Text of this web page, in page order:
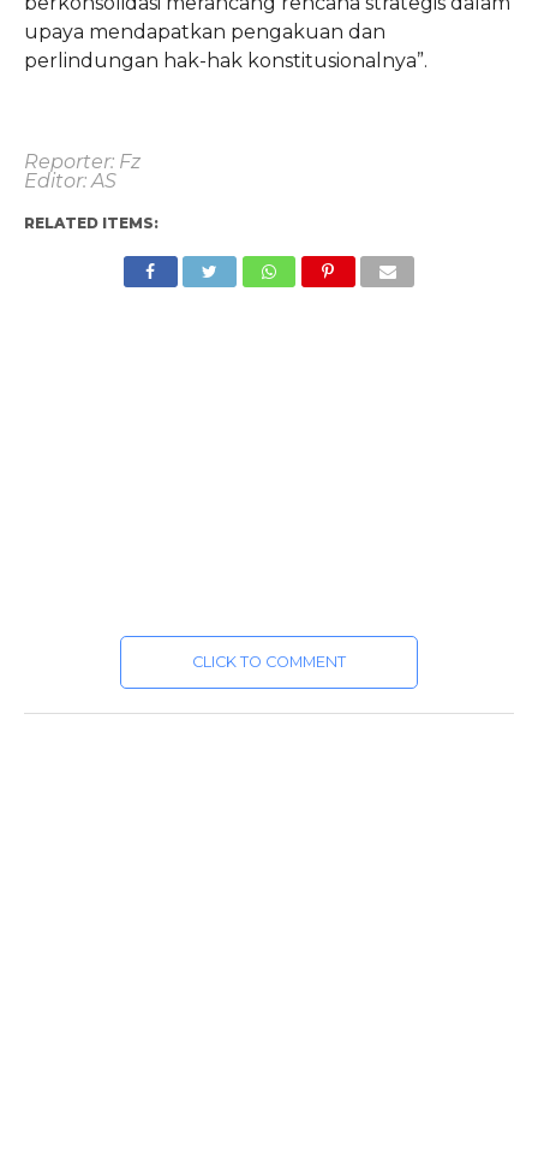
upaya mendapatkan pengakuan dan
perlindungan hak-hak konstitusionalnya”.
Reporter: Fz
Editor: AS
RELATED ITEMS:
CLICK TO COMMENT